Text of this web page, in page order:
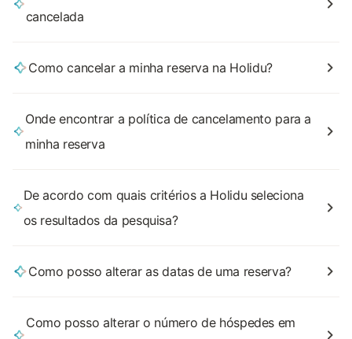
cancelada
Como cancelar a minha reserva na Holidu?
Onde encontrar a política de cancelamento para a
minha reserva
De acordo com quais critérios a Holidu seleciona
os resultados da pesquisa?
Como posso alterar as datas de uma reserva?
Como posso alterar o número de hóspedes em